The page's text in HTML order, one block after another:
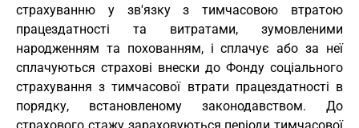
страхуванню у зв'язку з тимчасовою втратою
працездатності та витратами, зумовленими
народженням та похованням, і сплачує або за неї
сплачуються страхові внески до Фонду соціального
страхування з тимчасової втрати працездатності в
порядку, встановленому законодавством. До